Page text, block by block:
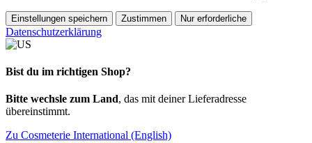
Einstellungen speichern Zustimmen Nur erforderliche
Datenschutzerklärung
Bist du im richtigen Shop?
Bitte wechsle zum Land, das mit deiner Lieferadresse
übereinstimmt.
Zu Cosmeterie International (English)